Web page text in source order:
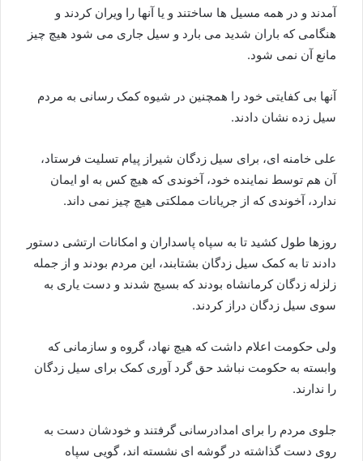
آمدند و در همه مسیل ها ساختند و یا آنها را ویران کردند و
هنگامی که باران شدید می بارد و سیل جاری می شود هیچ چیز
مانع آن نمی شود.
آنها بی کفایتی خود را همچنین در شیوه کمک رسانی به مردم
سیل زده نشان دادند.
علی خامنه ای، برای سیل زدگان شیراز پیام تسلیت فرستاد،
آن هم توسط نماینده خود، آخوندی که هیچ کس به او ایمان
ندارد، آخوندی که از جریانات مملکتی هیچ چیز نمی داند.
روزها طول کشید تا به سپاه پاسداران و امکانات ارتشی دستور
دادند تا به کمک سیل زدگان بشتابند، این مردم بودند و از جمله
زلزله زدگان کرمانشاه بودند که بسیج شدند و دست یاری به
سوی سیل زدگان دراز کردند.
ولی حکومت اعلام داشت که هیچ نهاد، گروه و سازمانی که
وابسته به حکومت نباشد حق گرد آوری کمک برای سیل زدگان
را ندارند.
جلوی مردم را برای امدادرسانی گرفتند و خودشان دست به
روی دست گذاشته در گوشه ای نشسته اند، گویی سپاه